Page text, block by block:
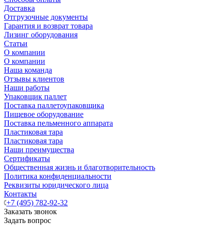
Доставка
Отгрузочные документы
Гарантия и возврат товара
Лизинг оборудования
Статьи
О компании
О компании
Наша команда
Отзывы клиентов
Наши работы
Упаковщик паллет
Поставка паллетоупаковщика
Пищевое оборудование
Поставка пельменного аппарата
Пластиковая тара
Пластиковая тара
Наши преимущества
Сертификаты
Общественная жизнь и благотворительность
Политика конфиденциальности
Реквизиты юридического лица
Контакты
+7 (495) 782-92-32
Заказать звонок
Задать вопрос